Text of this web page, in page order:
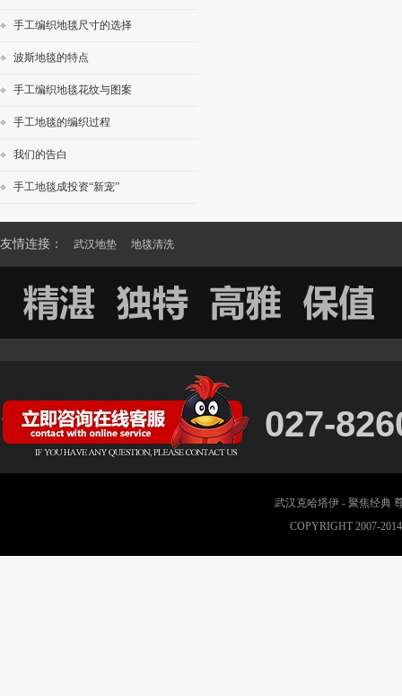
手工编织地毯尺寸的选择
波斯地毯的特点
手工编织地毯花纹与图案
手工地毯的编织过程
我们的告白
手工地毯成投资“新宠”
友情连接： 武汉地垫 地毯清洗
027-
武汉克哈塔伊 - 聚焦经典
COPYRIGHT 2007-